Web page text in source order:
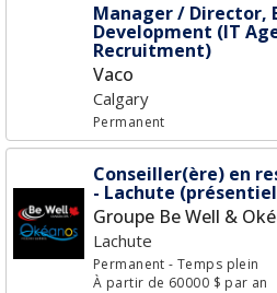
Manager / Director,
Development (IT
Recruitment)
Vaco
Calgary
Permanent
Conseiller(ère) en
- Lachute
Groupe Be Well &
Lachute
Permanent- Temps plein
À partir de 60000 $ par an